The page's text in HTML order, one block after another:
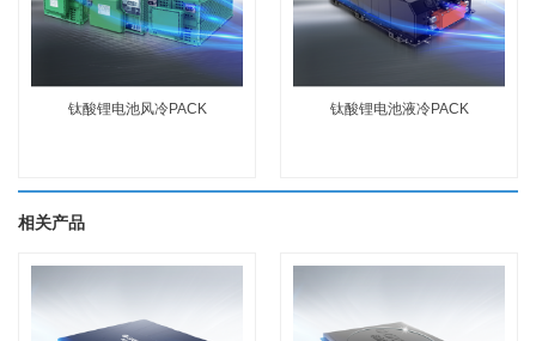
钛酸锂电池风冷PACK 钛酸锂电池液冷PACK
相关产品